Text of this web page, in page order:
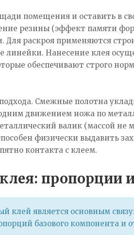
помещения и оставить в
резины (эффект памяти
раскроя применяются
Нанесение клея
обеспечивают строго
Смежные полотна
одним движением ножа по
валик (массой не
физически выдавить
контакта с клеем.
пропорции
клей является основным
базового компонента и